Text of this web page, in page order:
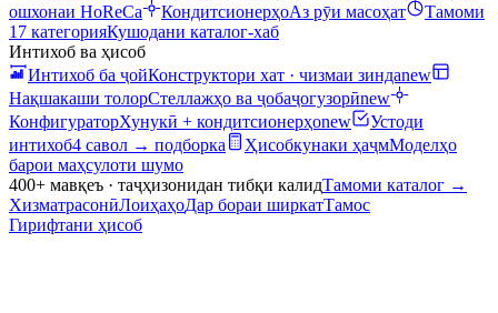
ошхонаи HoReCa
КондитсионерҳоАз рӯи масоҳат
Тамоми
17 категорияКушодани каталог-хаб
Интихоб ва ҳисоб
Интихоб ба ҷойКонструктори хат · чизмаи зиндаnew
Нақшакаши толорСтеллажҳо ва ҷобаҷогузорӣnew
КонфигураторХунукӣ + кондитсионерҳоnew
Устоди
интихоб4 савол → подборка Ҳисобкунаки ҳаҷмМоделҳо
барои маҳсулоти шумо
400+ мавқеъ · таҷҳизонидан тибқи калидТамоми каталог →
ХизматрасонӣЛоиҳаҳоДар бораи ширкатТамос
Гирифтани ҳисоб